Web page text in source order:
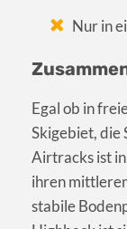
Nur in
Egal ob in
Skigebiet, die
Airtracks ist
ihren
stabile